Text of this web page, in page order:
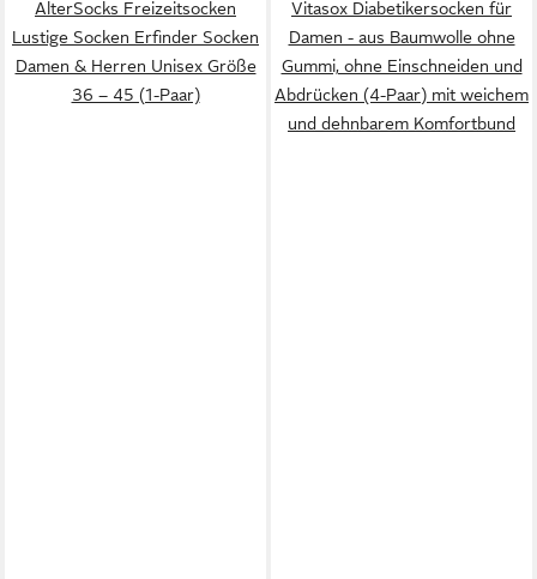
AlterSocks Freizeitsocken
Lustige Socken Erfinder Socken
Damen & Herren Unisex Größe
36 – 45 (1-Paar)
Vitasox Diabetikersocken für
Damen - aus Baumwolle ohne
Gummi, ohne Einschneiden und
Abdrücken (4-Paar) mit weichem
und dehnbarem Komfortbund